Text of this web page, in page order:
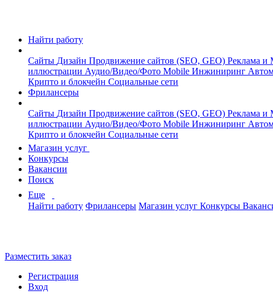
Найти работу
Сайты Дизайн Продвижение сайтов (SEO, GEO) Реклама и
иллюстрации Аудио/Видео/Фото Mobile Инжиниринг
Крипто и блокчейн Социальные сети
Фрилансеры
Сайты Дизайн Продвижение сайтов (SEO, GEO) Реклама и
иллюстрации Аудио/Видео/Фото Mobile Инжиниринг
Крипто и блокчейн Социальные сети
Магазин услуг
Конкурсы
Вакансии
Поиск
Еще
Найти работу Фрилансеры Магазин услуг Конкурсы
Разместить заказ
Регистрация
Вход